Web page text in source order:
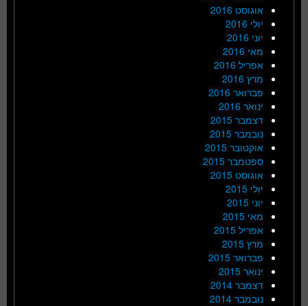
אוגוסט 2016
יולי 2016
יוני 2016
מאי 2016
אפריל 2016
מרץ 2016
פברואר 2016
ינואר 2016
דצמבר 2015
נובמבר 2015
אוקטובר 2015
ספטמבר 2015
אוגוסט 2015
יולי 2015
יוני 2015
מאי 2015
אפריל 2015
מרץ 2015
פברואר 2015
ינואר 2015
דצמבר 2014
נובמבר 2014